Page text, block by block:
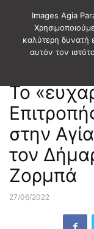
Αρχική ΔΗΜΟΤΙΚΑ
Το
στην
τον
Ζορμπά
27/06/2022
Images Agia
καλύτερη δυνατή
αυτόν τον